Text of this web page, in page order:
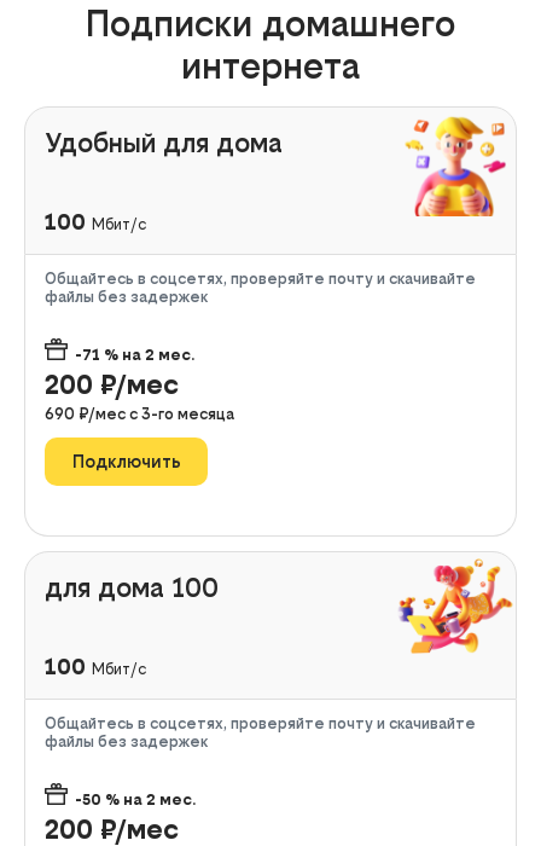
Подписки домашнего
интернета
Удобный для дома
100 Мбит/с
Общайтесь в соцсетях, проверяйте почту и скачивайте
файлы без задержек
-71 % на 2 мес.
200 ₽/мес
690 ₽/мес с 3-го месяца
Подключить
для дома 100
100 Мбит/с
Общайтесь в соцсетях, проверяйте почту и скачивайте
файлы без задержек
-50 % на 2 мес.
200 ₽/мес